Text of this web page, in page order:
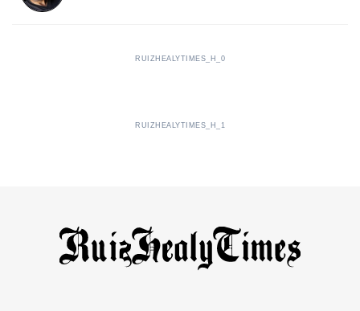
RUIZHEALYTIMES_H_0
RUIZHEALYTIMES_H_1